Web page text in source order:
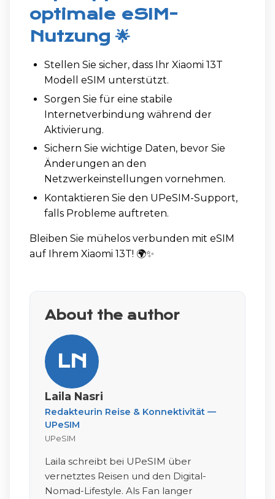
optimale eSIM-
Nutzung 🌟
Stellen Sie sicher, dass Ihr Xiaomi 13T
Modell eSIM unterstützt.
Sorgen Sie für eine stabile
Internetverbindung während der
Aktivierung.
Sichern Sie wichtige Daten, bevor Sie
Änderungen an den
Netzwerkeinstellungen vornehmen.
Kontaktieren Sie den UPeSIM-Support,
falls Probleme auftreten.
Bleiben Sie mühelos verbunden mit eSIM
auf Ihrem Xiaomi 13T! 🌍✨
About the author
LN
Laila Nasri
Redakteurin Reise & Konnektivität —
UPeSIM
UPeSIM
Laila schreibt bei UPeSIM über
vernetztes Reisen und den Digital-
Nomad-Lifestyle. Als Fan langer